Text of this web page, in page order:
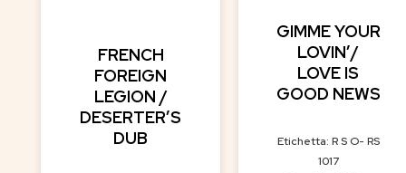
FRENCH
FOREIGN
LEGION /
DESERTER’S
DUB
GIMME YOUR
LOVIN’/
LOVE IS
GOOD NEWS
Etichetta: R S O- RS
1017